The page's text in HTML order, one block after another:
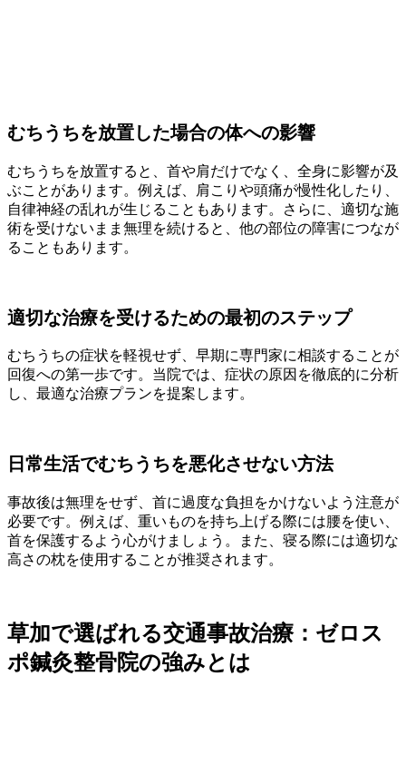
むちうちを放置した場合の体への影響
むちうちを放置すると、首や肩だけでなく、全身に影響が及
ぶことがあります。例えば、肩こりや頭痛が慢性化したり、
自律神経の乱れが生じることもあります。さらに、適切な施
術を受けないまま無理を続けると、他の部位の障害につなが
ることもあります。
適切な治療を受けるための最初のステップ
むちうちの症状を軽視せず、早期に専門家に相談することが
回復への第一歩です。当院では、症状の原因を徹底的に分析
し、最適な治療プランを提案します。
日常生活でむちうちを悪化させない方法
事故後は無理をせず、首に過度な負担をかけないよう注意が
必要です。例えば、重いものを持ち上げる際には腰を使い、
首を保護するよう心がけましょう。また、寝る際には適切な
高さの枕を使用することが推奨されます。
草加で選ばれる交通事故治療：ゼロス
ポ鍼灸整骨院の強みとは